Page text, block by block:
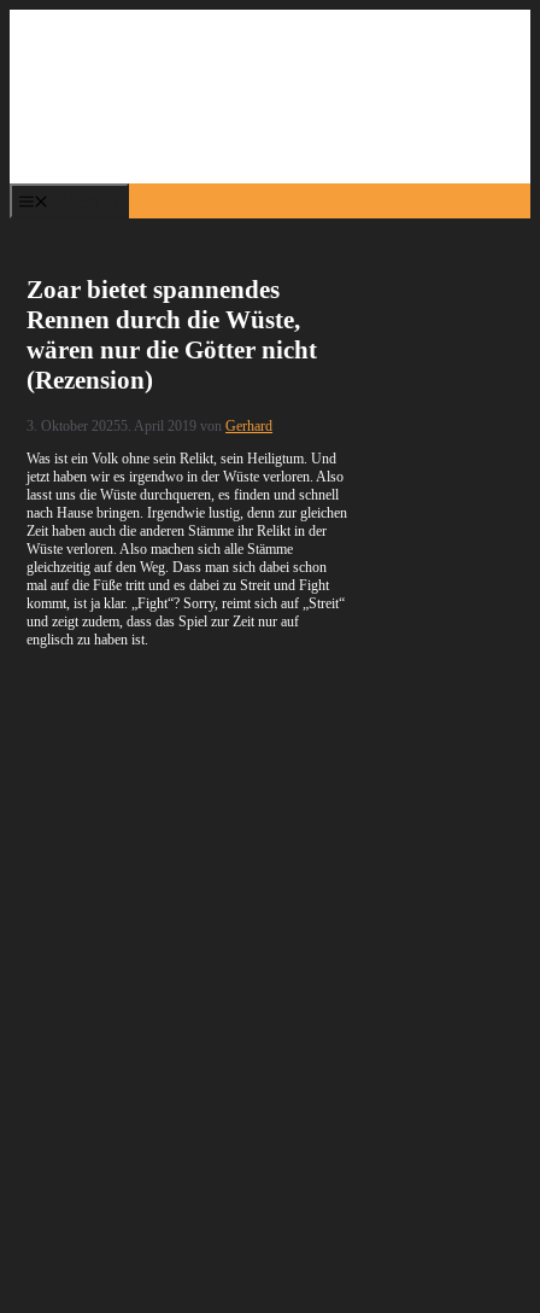
Zoar bietet spannendes
Rennen durch die Wüste,
wären nur die Götter nicht
(Rezension)
3. Oktober 20255. April 2019 vonGerhard
Was ist ein Volk ohne sein Relikt, sein Heiligtum. Und
jetzt haben wir es irgendwo in der Wüste verloren. Also
lasst uns die Wüste durchqueren, es finden und schnell
nach Hause bringen. Irgendwie lustig, denn zur gleichen
Zeit haben auch die anderen Stämme ihr Relikt in der
Wüste verloren. Also machen sich alle Stämme
gleichzeitig auf den Weg. Dass man sich dabei schon
mal auf die Füße tritt und es dabei zu Streit und Fight
kommt, ist ja klar. „Fight“? Sorry, reimt sich auf „Streit“
und zeigt zudem, dass das Spiel zur Zeit nur auf
englisch zu haben ist.